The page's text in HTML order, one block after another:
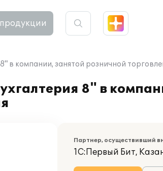
в компании, занятой розничной
8" в
Партнер, осуществивший
1С:Первый Бит,